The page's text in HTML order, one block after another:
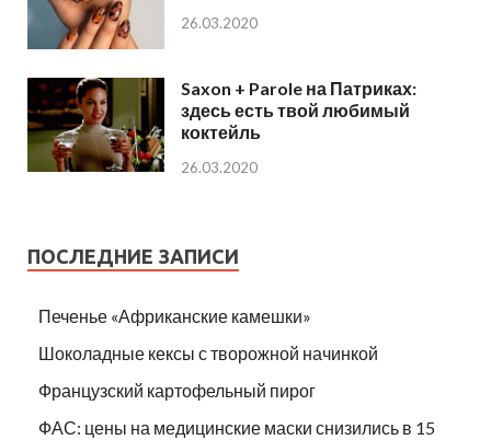
26.03.2020
Saxon + Parole на Патриках:
здесь есть твой любимый
коктейль
26.03.2020
ПОСЛЕДНИЕ ЗАПИСИ
Печенье «Африканские камешки»
Шоколадные кексы с творожной начинкой
Французский картофельный пирог
ФАС: цены на медицинские маски снизились в 15